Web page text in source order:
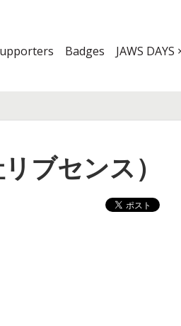
Badges JAWS DAYS
ブセンス）